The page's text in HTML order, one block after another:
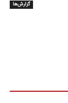
گزارش‌ها